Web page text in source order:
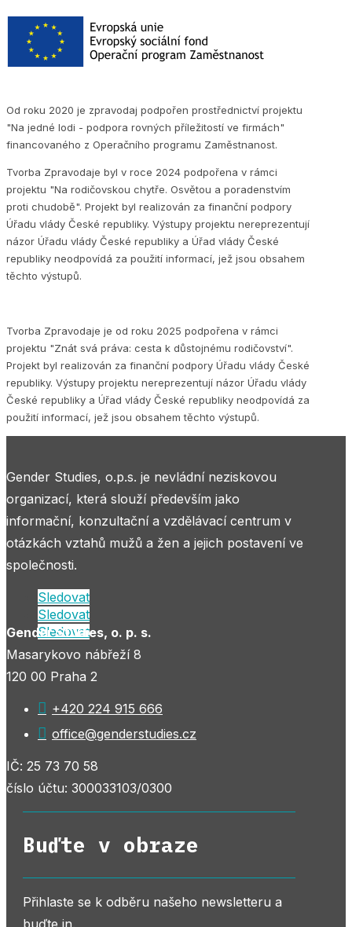
Od roku 2020 je zpravodaj podpořen prostřednictví projektu
"Na jedné lodi - podpora rovných příležitostí ve firmách"
financovaného z Operačního programu Zaměstnanost.
Tvorba Zpravodaje byl v roce 2024 podpořena v rámci
projektu "Na rodičovskou chytře. Osvětou a poradenstvím
proti chudobě". Projekt byl realizován za finanční podpory
Úřadu vlády České republiky. Výstupy projektu nereprezentují
názor Úřadu vlády České republiky a Úřad vlády České
republiky neodpovídá za použití informací, jež jsou obsahem
těchto výstupů.
Tvorba Zpravodaje je od roku 2025 podpořena v rámci
projektu "Znát svá práva: cesta k důstojnému rodičovství".
Projekt byl realizován za finanční podpory Úřadu vlády České
republiky. Výstupy projektu nereprezentují názor Úřadu vlády
České republiky a Úřad vlády České republiky neodpovídá za
použití informací, jež jsou obsahem těchto výstupů.
Gender Studies, o.p.s. je nevládní neziskovou
organizací, která slouží především jako
informační, konzultační a vzdělávací centrum v
otázkách vztahů mužů a žen a jejich postavení ve
společnosti.
Sledovat
Sledovat
Sledovat
Gender Studies, o. p. s.
Masarykovo nábřeží 8
120 00 Praha 2
 +420 224 915 666
 office@genderstudies.cz
IČ: 25 73 70 58
číslo účtu: 300033103/0300
Buďte v obraze
Přihlaste se k odběru našeho newsletteru a
buďte in.